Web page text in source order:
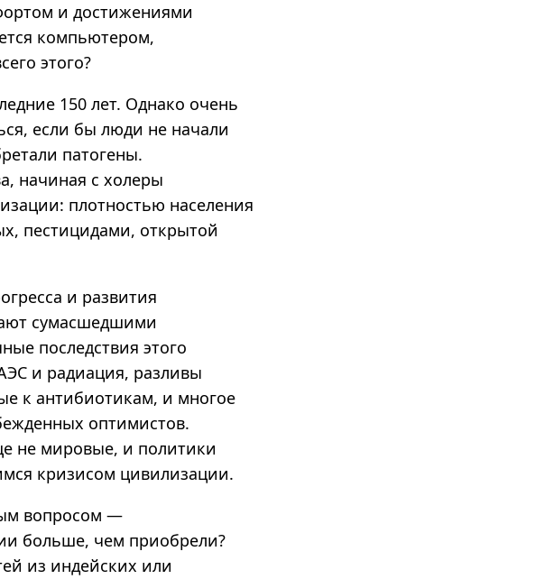
и достижениями
компьютером,
этого?
150 лет. Однако очень
если бы люди не начали
патогены.
начиная с холеры
плотностью населения
пестицидами, открытой
и развития
сумасшедшими
последствия этого
и радиация, разливы
к антибиотикам, и многое
оптимистов.
не мировые, и политики
кризисом цивилизации.
вопросом —
больше, чем приобрели?
из индейских или